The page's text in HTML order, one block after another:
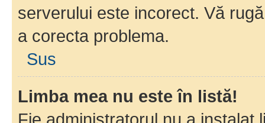
serverului este incorect. Vă
a corecta problema.
Sus
Limba mea nu este în listă!
Fie administratorul nu a instalat